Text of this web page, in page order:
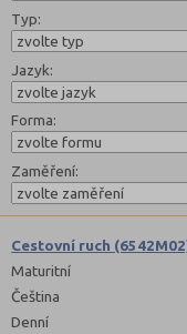
Typ:
Jazyk:
Forma:
Zaměření:
Cestovní ruch
Maturitní
Čeština
Denní